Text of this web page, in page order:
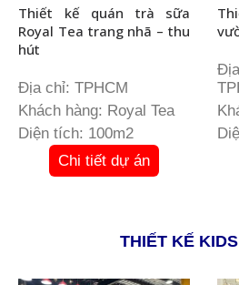
Thiết kế quán trà sữa
Royal Tea trang nhã – thu
hút
Địa chỉ: TPHCM
Khách hàng: Royal Tea
Diện tích: 100m2
Chi tiết dự án
THIẾT KẾ